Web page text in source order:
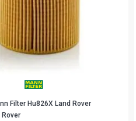
Filter Hu826X Land Rover